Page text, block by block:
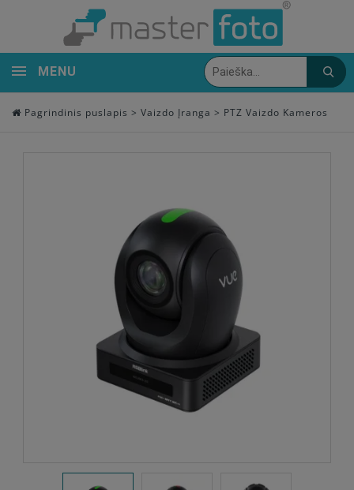
MENU
Pagrindinis puslapis > Vaizdo Įranga > PTZ Vaizdo Kameros